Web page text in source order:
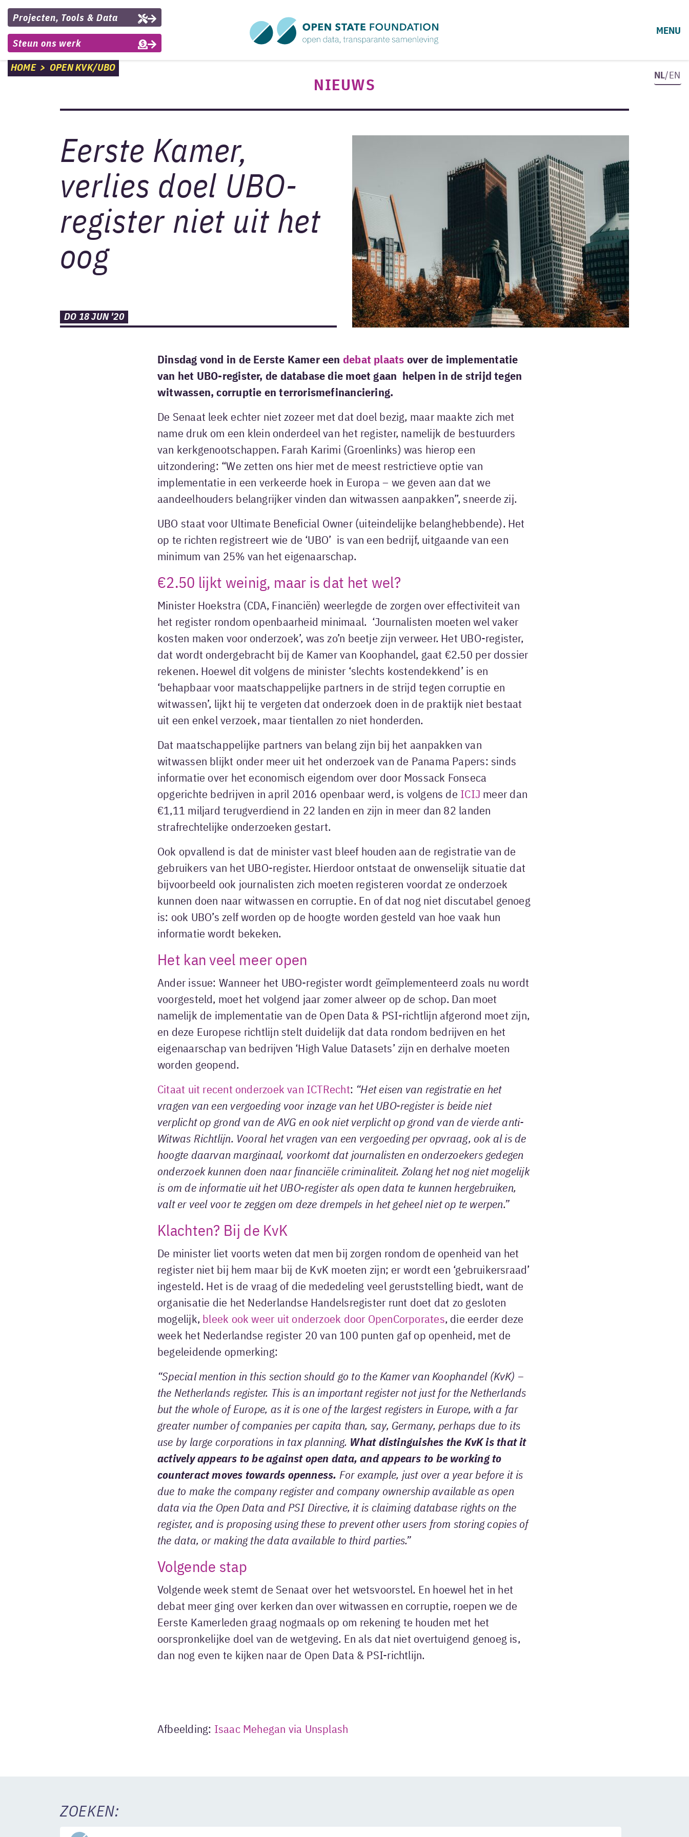
Projecten, Tools & Data
Steun ons werk
MENU
HOME> OPEN KVK/UBO
NL/EN
NIEUWS
Eerste Kamer,
verlies doel UBO-
register niet uit het
oog
DO 18 JUN '20
Dinsdag vond in de Eerste Kamer een debat plaats over de implementatie
van het UBO-register, de database die moet gaan helpen in de strijd tegen
witwassen, corruptie en terrorismefinanciering.
De Senaat leek echter niet zozeer met dat doel bezig, maar maakte zich met
name druk om een klein onderdeel van het register, namelijk de bestuurders
van kerkgenootschappen. Farah Karimi (Groenlinks) was hierop een
uitzondering: “We zetten ons hier met de meest restrictieve optie van
implementatie in een verkeerde hoek in Europa – we geven aan dat we
aandeelhouders belangrijker vinden dan witwassen aanpakken”, sneerde zij.
UBO staat voor Ultimate Beneficial Owner (uiteindelijke belanghebbende). Het
op te richten registreert wie de ‘UBO’ is van een bedrijf, uitgaande van een
minimum van 25% van het eigenaarschap.
€2.50 lijkt weinig, maar is dat het wel?
Minister Hoekstra (CDA, Financiën) weerlegde de zorgen over effectiviteit van
het register rondom openbaarheid minimaal. ‘Journalisten moeten wel vaker
kosten maken voor onderzoek’, was zo’n beetje zijn verweer. Het UBO-register,
dat wordt ondergebracht bij de Kamer van Koophandel, gaat €2.50 per dossier
rekenen. Hoewel dit volgens de minister ‘slechts kostendekkend’ is en
‘behapbaar voor maatschappelijke partners in de strijd tegen corruptie en
witwassen’, lijkt hij te vergeten dat onderzoek doen in de praktijk niet bestaat
uit een enkel verzoek, maar tientallen zo niet honderden.
Dat maatschappelijke partners van belang zijn bij het aanpakken van
witwassen blijkt onder meer uit het onderzoek van de Panama Papers: sinds
informatie over het economisch eigendom over door Mossack Fonseca
opgerichte bedrijven in april 2016 openbaar werd, is volgens de ICIJ meer dan
€1,11 miljard terugverdiend in 22 landen en zijn in meer dan 82 landen
strafrechtelijke onderzoeken gestart.
Ook opvallend is dat de minister vast bleef houden aan de registratie van de
gebruikers van het UBO-register. Hierdoor ontstaat de onwenselijk situatie dat
bijvoorbeeld ook journalisten zich moeten registeren voordat ze onderzoek
kunnen doen naar witwassen en corruptie. En of dat nog niet discutabel genoeg
is: ook UBO’s zelf worden op de hoogte worden gesteld van hoe vaak hun
informatie wordt bekeken.
Het kan veel meer open
Ander issue: Wanneer het UBO-register wordt geïmplementeerd zoals nu wordt
voorgesteld, moet het volgend jaar zomer alweer op de schop. Dan moet
namelijk de implementatie van de Open Data & PSI-richtlijn afgerond moet zijn,
en deze Europese richtlijn stelt duidelijk dat data rondom bedrijven en het
eigenaarschap van bedrijven ‘High Value Datasets’ zijn en derhalve moeten
worden geopend.
Citaat uit recent onderzoek van ICTRecht: “Het eisen van registratie en het
vragen van een vergoeding voor inzage van het UBO-register is beide niet
verplicht op grond van de AVG en ook niet verplicht op grond van de vierde anti-
Witwas Richtlijn. Vooral het vragen van een vergoeding per opvraag, ook al is de
hoogte daarvan marginaal, voorkomt dat journalisten en onderzoekers gedegen
onderzoek kunnen doen naar financiële criminaliteit. Zolang het nog niet mogelijk
is om de informatie uit het UBO-register als open data te kunnen hergebruiken,
valt er veel voor te zeggen om deze drempels in het geheel niet op te werpen.”
Klachten? Bij de KvK
De minister liet voorts weten dat men bij zorgen rondom de openheid van het
register niet bij hem maar bij de KvK moeten zijn; er wordt een ‘gebruikersraad’
ingesteld. Het is de vraag of die mededeling veel geruststelling biedt, want de
organisatie die het Nederlandse Handelsregister runt doet dat zo gesloten
mogelijk, bleek ook weer uit onderzoek door OpenCorporates, die eerder deze
week het Nederlandse register 20 van 100 punten gaf op openheid, met de
begeleidende opmerking:
“Special mention in this section should go to the Kamer van Koophandel (KvK) –
the Netherlands register. This is an important register not just for the Netherlands
but the wholeof Europe, as it is one of the largest registers in Europe, with a far
greater number ofcompanies per capita than, say, Germany, perhaps due to its
use by large corporations in tax planning. What distinguishes the KvK is that it
actively appears to be against open data, and appears to be working to
counteract moves towards openness. For example, just over a year before it is
due to make the company register and company ownership available as open
data via the Open Data and PSI Directive, it is claiming database rights on the
register, and is proposing using these to prevent other users from storing copies of
the data, or making the data available to third parties.”
Volgende stap
Volgende week stemt de Senaat over het wetsvoorstel. En hoewel het in het
debat meer ging over kerken dan over witwassen en corruptie, roepen we de
Eerste Kamerleden graag nogmaals op om rekening te houden met het
oorspronkelijke doel van de wetgeving. En als dat niet overtuigend genoeg is,
dan nog even te kijken naar de Open Data & PSI-richtlijn.
Afbeelding: Isaac Mehegan via Unsplash
ZOEKEN: